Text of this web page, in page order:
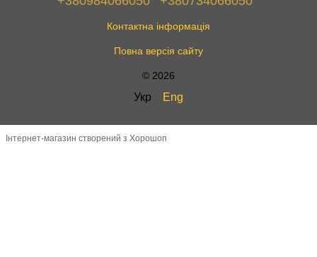
Контактна інформація
Повна версія сайту
© 2026
Укр Eng
Інтернет-магазин створений з Хорошоп